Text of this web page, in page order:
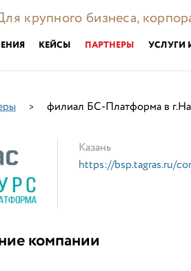
крупного бизнеса,
КЕЙСЫ ПАРТНЕРЫ УСЛУГИ
> филиал БС-Платформа в
Казань
https://bsp.tagras.ru/
компании